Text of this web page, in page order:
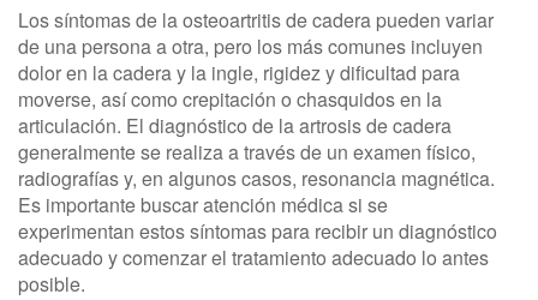
Los síntomas de la osteoartritis de cadera pueden variar
de una persona a otra, pero los más comunes incluyen
dolor en la cadera y la ingle, rigidez y dificultad para
moverse, así como crepitación o chasquidos en la
articulación. El diagnóstico de la artrosis de cadera
generalmente se realiza a través de un examen físico,
radiografías y, en algunos casos, resonancia magnética.
Es importante buscar atención médica si se
experimentan estos síntomas para recibir un diagnóstico
adecuado y comenzar el tratamiento adecuado lo antes
posible.